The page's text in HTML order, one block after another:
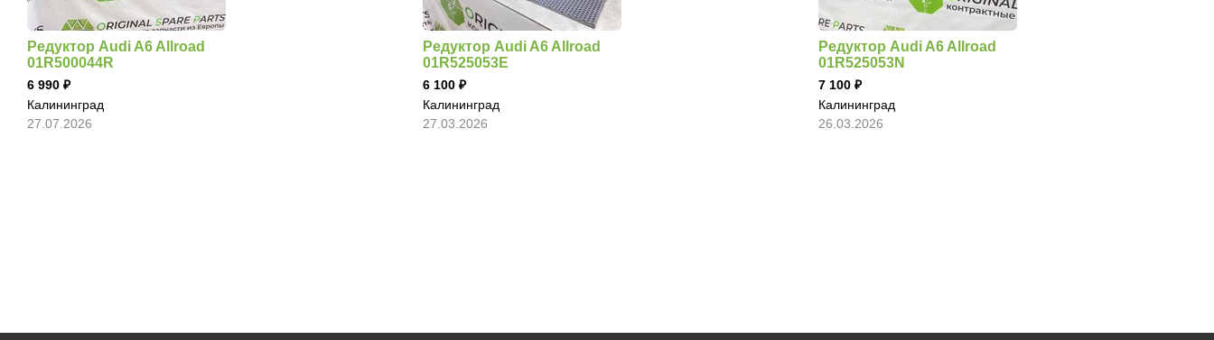
Редуктор Audi A6 Allroad
01R500044R
6 990
Калининград
27.07.2026
Редуктор Audi A6 Allroad
01R525053E
6 100
Калининград
27.03.2026
Редуктор Audi A6 Allroad
01R525053N
7 100
Калининград
26.03.2026